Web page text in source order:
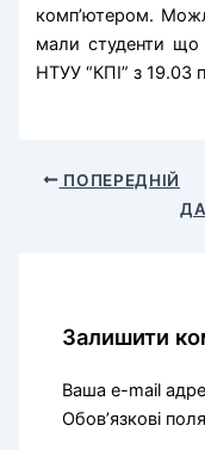
комп’ютером.
мали студенти
НТУУ “КПІ” з 19.03
ПОПЕРЕДНІЙ
Залишити
Ваша e-mail
Обов’язкові